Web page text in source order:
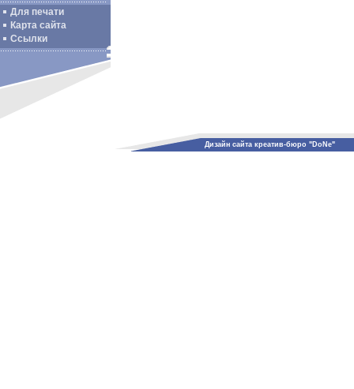
Для печати
Карта сайта
Ссылки
Дизайн сайта креатив-бюро "DoNe"